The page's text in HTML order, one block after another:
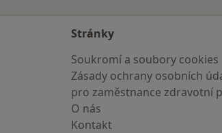
Stránky
Soukromí a soubory cookies
Zásady ochrany osobních
pro zaměstnance zdravotní
O nás
Kontakt